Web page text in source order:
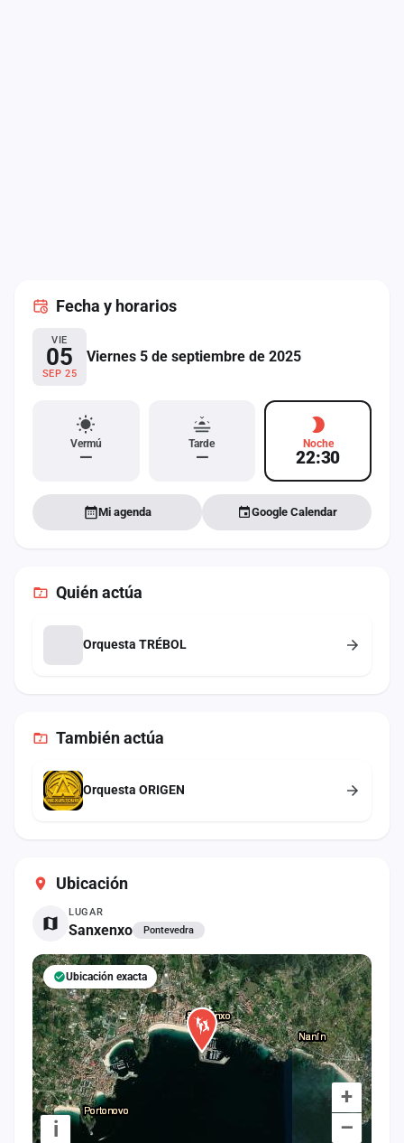
Ubicación
LUGAR
Sanxenxo Pontevedra
+
–
i
Ubicación exacta
Fecha y horarios
VIE
05
SEP 25
Viernes 5 de septiembre de 2025
Vermú
—
Tarde
—
Noche
22:30
Mi agenda Google Calendar
Quién actúa
Orquesta TRÉBOL
Tambiénactúa
Orquesta ORIGEN
Administración
Contacto